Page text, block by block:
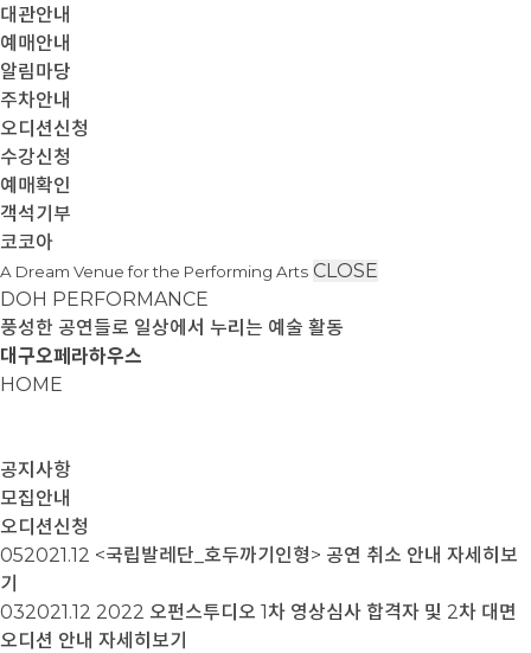
대관안내
예매안내
알림마당
주차안내
오디션신청
수강신청
예매확인
객석기부
코코아
A Dream Venue for the Performing Arts CLOSE
DOH PERFORMANCE
풍성한 공연들로 일상에서 누리는 예술 활동
대구오페라하우스
HOME
공지사항
모집안내
오디션신청
052021.12 <국립발레단_호두까기인형> 공연 취소 안내 자세히보
기
032021.12 2022 오펀스투디오 1차 영상심사 합격자 및 2차 대면
오디션 안내 자세히보기